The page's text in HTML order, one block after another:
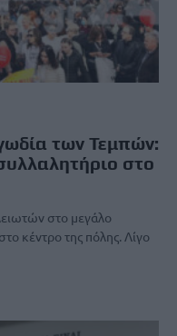
των Τεμπών:
στο
στο μεγάλο
κέντρο της πόλης. Λίγο